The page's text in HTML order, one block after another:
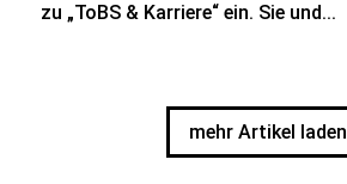
zu „ToBS & Karriere“ ein. Sie und...
mehr Artikel laden